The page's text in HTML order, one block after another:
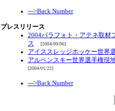
--->Back Number
プレスリリース
2004パラフォト・アテネ取材
ス
[2004/09/06]
アイススレッジホッケー世界
アルペンスキー世界選手権現
[2004/01/22]
--->Back Number